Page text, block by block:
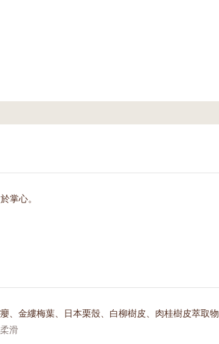
掌心。
、金縷梅葉、日本栗殼、白柳樹皮、肉桂樹皮萃取物
滑